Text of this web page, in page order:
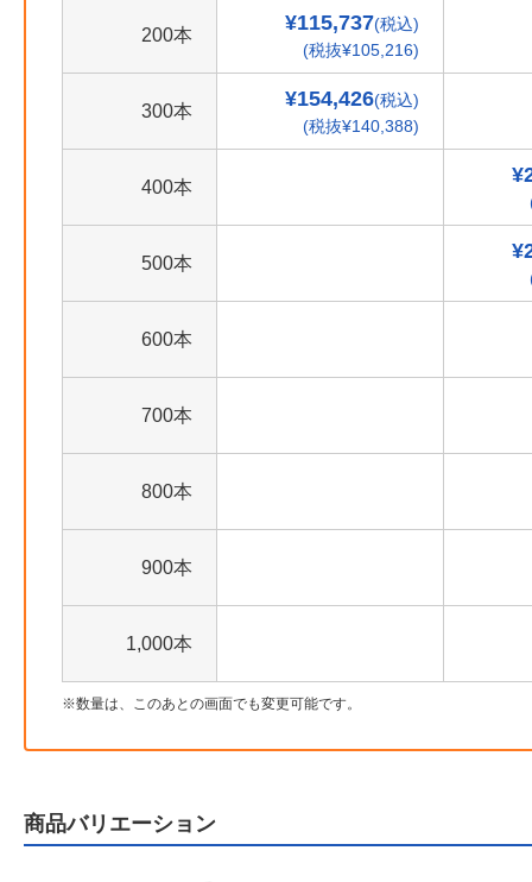
200本
¥115,737(税込)
(税抜¥105,216)
300本
¥154,426(税込)
(税抜¥140,388)
400本
500本
600本
700本
800本
900本
1,000本
数量は、このあとの画面でも変更可能です。
商品バリエーション